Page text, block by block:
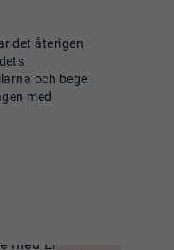
det återigen
och bege
med